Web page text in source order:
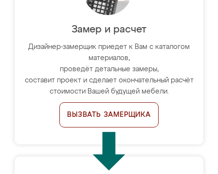
Замер и расчет
Дизайнер-замерщик приедет к Вам с каталогом
материалов,
проведёт детальные замеры,
составит проект и сделает окончательный расчёт
стоимости Вашей будущей мебели.
ВЫЗВАТЬ ЗАМЕРЩИКА